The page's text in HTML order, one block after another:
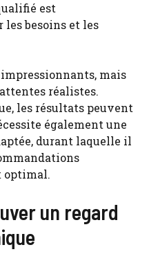
est
besoins et les
mais
réalistes.
les résultats peuvent
également une
durant laquelle il
optimal.
un regard